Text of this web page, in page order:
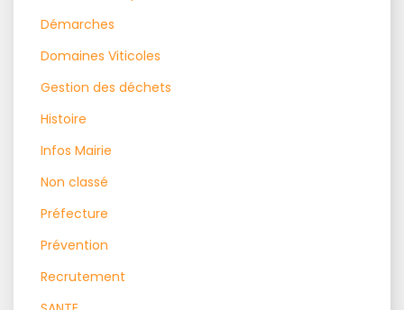
Démarches
Domaines Viticoles
Gestion des déchets
Histoire
Infos Mairie
Non classé
Préfecture
Prévention
Recrutement